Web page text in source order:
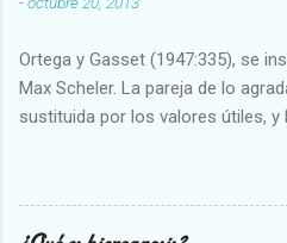
Ortega y Gasset (1947:335), se
Max Scheler. La pareja de lo
sustituida por los valores útiles, y
Abundante-Escaso,etc 2
Vulgar Enérgico-Inerte Fuerte-
Intelectuales Conocimiento-Error